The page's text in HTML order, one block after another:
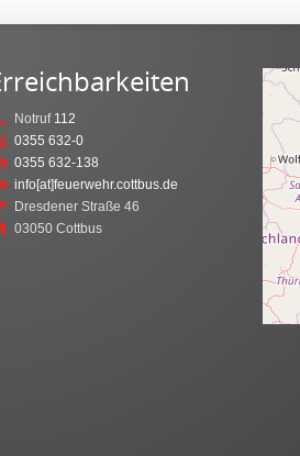
Notruf 112
0355 632-0
0355 632-138
info[at]feuerwehr.cottbus.de
Dresdener Straße 46
03050 Cottbus